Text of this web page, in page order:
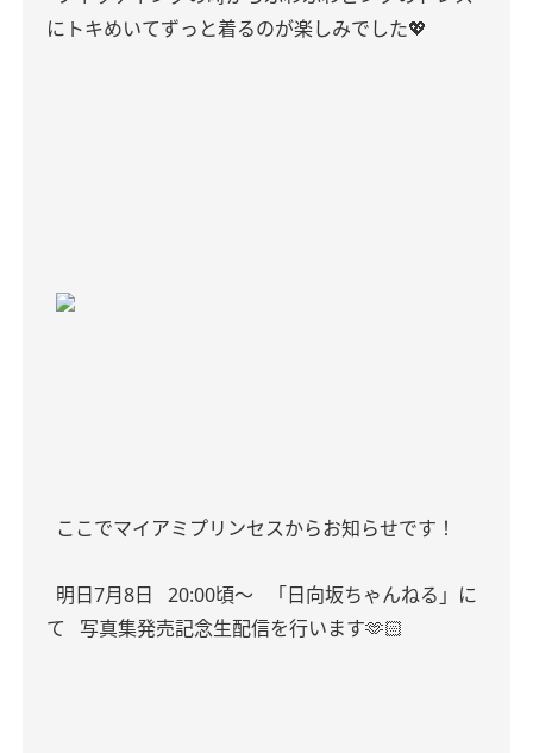
にトキめいてずっと着るのが楽しみでした💖
ここでマイアミプリンセスからお知らせです！
明日7月8日 20:00頃〜
「日向坂ちゃんねる」に
て
写真集発売記念生配信を行います🫶🏻